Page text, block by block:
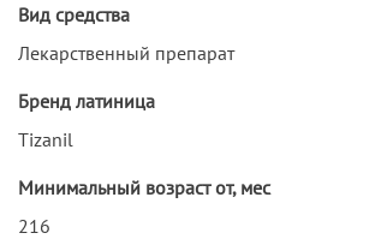
Вид средства
Лекарственный препарат
Бренд латиница
Tizanil
Минимальный возраст от, мес
216